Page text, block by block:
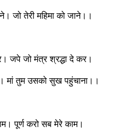
जो ​तेरी महिमा को जाने।।
जपे जो मंत्र श्रद्धा दे कर।
मां तुम उसको सुख पहुंचाना।।
पूर्ण करो सब मेरे काम।